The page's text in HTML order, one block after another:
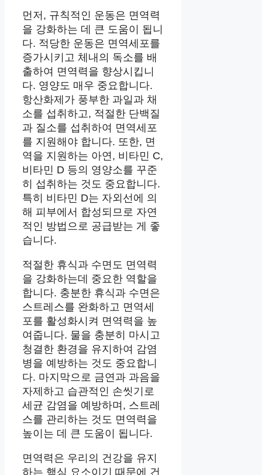
먼저, 규칙적인 운동은 면역력
을 강화하는 데 큰 도움이 됩니
다. 적당한 운동은 면역세포를
증가시키고 체내의 독소를 배
출하여 면역력을 향상시킵니
다. 영양도 매우 중요합니다.
항산화제가 풍부한 과일과 채
소를 섭취하고, 적절한 단백질
과 질소를 섭취하여 면역세포
를 지원해야 합니다. 또한, 면
역을 지원하는 아연, 비타민 C,
비타민 D 등의 영양소를 꾸준
히 섭취하는 것도 중요합니다.
특히 비타민 D는 자외선에 의
해 피부에서 합성되므로 자연
적인 방법으로 공급받는 게 좋
습니다.
적절한 휴식과 수면도 면역력
을 강화하는데 중요한 역할을
합니다. 충분한 휴식과 수면은
스트레스를 완화하고 면역세
포를 활성화시켜 면역력을 높
여줍니다. 물을 충분히 마시고
청결한 환경을 유지하여 감염
병을 예방하는 것도 중요합니
다. 마지막으로 금연과 과음을
자제하고 습관적인 손씻기로
세균 감염을 예방하며, 스트레
스를 관리하는 것도 면역력을
높이는 데 큰 도움이 됩니다.
면역력은 우리의 건강을 유지
하는 핵심 요소이기 때문에 건